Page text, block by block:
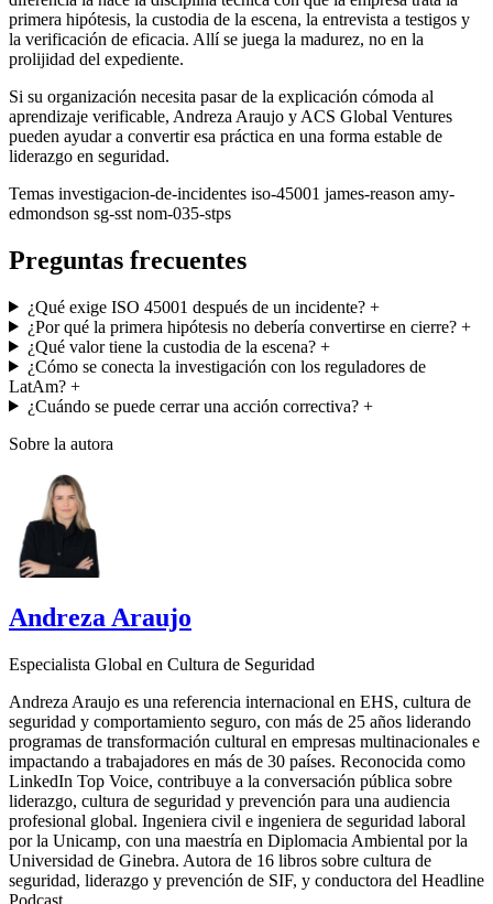
primera hipótesis, la custodia de la escena, la entrevista a testigos y
la verificación de eficacia. Allí se juega la madurez, no en la
prolijidad del expediente.
Si su organización necesita pasar de la explicación cómoda al
aprendizaje verificable, Andreza Araujo y ACS Global Ventures
pueden ayudar a convertir esa práctica en una forma estable de
liderazgo en seguridad.
Temas investigacion-de-incidentes iso-45001 james-reason amy-
edmondson sg-sst nom-035-stps
Preguntas frecuentes
¿Qué exige ISO 45001 después de un incidente?+
¿Por qué la primera hipótesis no debería convertirse en cierre?+
¿Qué valor tiene la custodia de la escena?+
¿Cómo se conecta la investigación con los reguladores de
LatAm? +
¿Cuándo se puede cerrar una acción correctiva?+
Sobre la autora
Andreza Araujo
Especialista Global en Cultura de Seguridad
Andreza Araujo es una referencia internacional en EHS, cultura de
seguridad y comportamiento seguro, con más de 25 años liderando
programas de transformación cultural en empresas multinacionales e
impactando a trabajadores en más de 30 países. Reconocida como
LinkedIn Top Voice, contribuye a la conversación pública sobre
liderazgo, cultura de seguridad y prevención para una audiencia
profesional global. Ingeniera civil e ingeniera de seguridad laboral
por la Unicamp, con una maestría en Diplomacia Ambiental por la
Universidad de Ginebra. Autora de 16 libros sobre cultura de
seguridad, liderazgo y prevención de SIF, y conductora del Headline